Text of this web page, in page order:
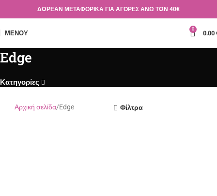
ΔΩΡΕΑΝ ΜΕΤΑΦΟΡΙΚΑ ΓΙΑ ΑΓΟΡΕΣ ΑΝΩ ΤΩΝ 40€
ΜΕΝΟΎ 0 0.00
Edge
Κατηγορίες
Αρχική σελίδα Edge Φίλτρα